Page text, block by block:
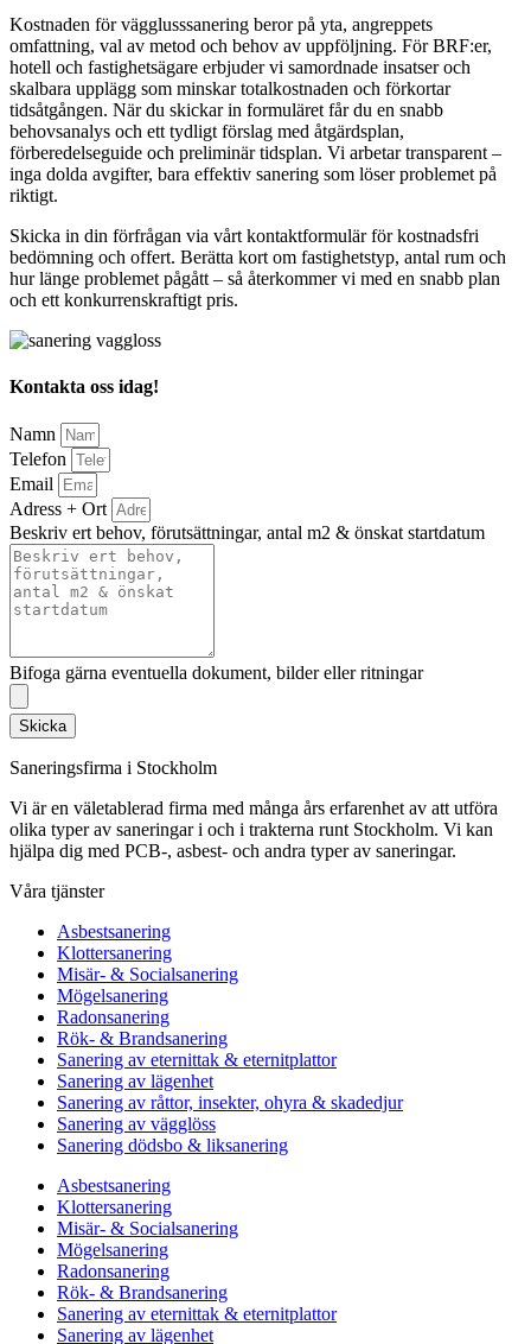
Kostnaden för vägglusssanering beror på yta, angreppets
omfattning, val av metod och behov av uppföljning. För BRF:er,
hotell och fastighetsägare erbjuder vi samordnade insatser och
skalbara upplägg som minskar totalkostnaden och förkortar
tidsåtgången. När du skickar in formuläret får du en snabb
behovsanalys och ett tydligt förslag med åtgärdsplan,
förberedelseguide och preliminär tidsplan. Vi arbetar transparent –
inga dolda avgifter, bara effektiv sanering som löser problemet på
riktigt.
Skicka in din förfrågan via vårt kontaktformulär för kostnadsfri
bedömning och offert. Berätta kort om fastighetstyp, antal rum och
hur länge problemet pågått – så återkommer vi med en snabb plan
och ett konkurrenskraftigt pris.
Kontakta oss idag!
Namn
Telefon
Email
Adress + Ort
Beskriv ert behov, förutsättningar, antal m2 & önskat startdatum
Bifoga gärna eventuella dokument, bilder eller ritningar
Skicka
Saneringsfirma i Stockholm
Vi är en väletablerad firma med många års erfarenhet av att utföra
olika typer av saneringar i och i trakterna runt Stockholm. Vi kan
hjälpa dig med PCB-, asbest- och andra typer av saneringar.
Våra tjänster
Asbestsanering
Klottersanering
Misär- & Socialsanering
Mögelsanering
Radonsanering
Rök- & Brandsanering
Sanering av eternittak & eternitplattor
Sanering av lägenhet
Sanering av råttor, insekter, ohyra & skadedjur
Sanering av vägglöss
Sanering dödsbo & liksanering
Asbestsanering
Klottersanering
Misär- & Socialsanering
Mögelsanering
Radonsanering
Rök- & Brandsanering
Sanering av eternittak & eternitplattor
Sanering av lägenhet